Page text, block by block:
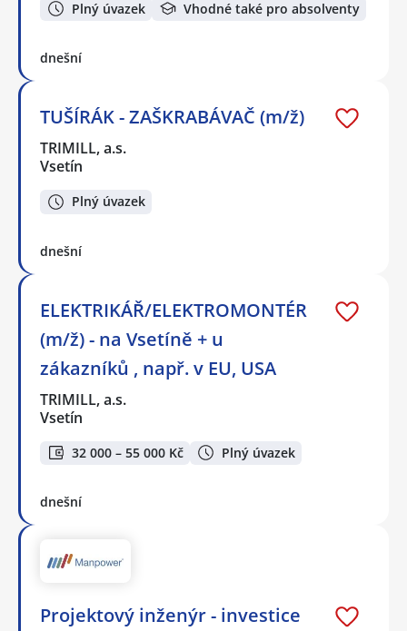
Plný úvazek Vhodné také pro absolventy
dnešní
TUŠÍRÁK - ZAŠKRABÁVAČ (m/ž)
TRIMILL, a.s.
Vsetín
Plný úvazek
dnešní
ELEKTRIKÁŘ/ELEKTROMONTÉR
(m/ž) - na Vsetíně + u
zákazníků , např. v EU, USA
TRIMILL, a.s.
Vsetín
32 000 – 55 000 Kč Plný úvazek
dnešní
Projektový inženýr - investice